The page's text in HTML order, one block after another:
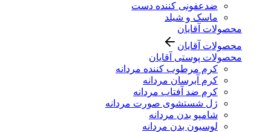
ضدعفونی کننده دست
ماسک و شیلد
محصولات آقایان
محصولات آقایان
محصولات پوستی آقایان
کرم مرطوب کننده مردانه
کرم آبرسان مردانه
کرم ضد آفتاب مردانه
ژل شستشوی صورت مردانه
شامپو بدن مردانه
لوسیون بدن مردانه